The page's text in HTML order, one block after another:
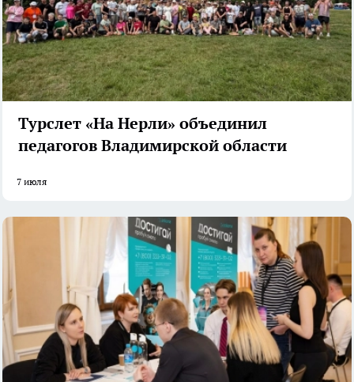
Турслет «На Нерли» объединил
педагогов Владимирской области
7 июля